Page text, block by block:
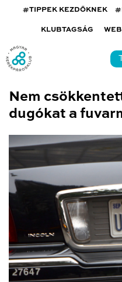
#TIPPEK KEZDŐKNEK
KLUBTAGSÁG
Nem
dugókat a